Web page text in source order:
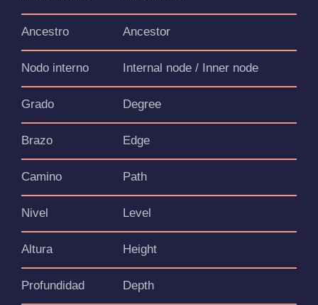
Ancestro Ancestor
Nodo interno Internal node / Inner node
Grado Degree
Brazo Edge
Camino Path
Nivel Level
Altura Height
Profundidad Depth